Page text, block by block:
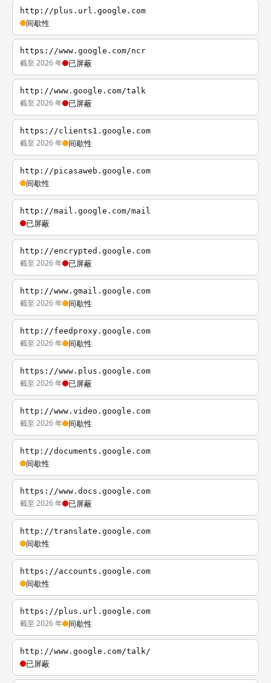
http://plus.url.google.com
间歇性
https://www.google.com/ncr
截至 2026 年 已屏蔽
http://www.google.com/talk
截至 2026 年 已屏蔽
https://clients1.google.com
截至 2026 年 间歇性
http://picasaweb.google.com
间歇性
http://mail.google.com/mail
已屏蔽
http://encrypted.google.com
截至 2026 年 已屏蔽
http://www.gmail.google.com
截至 2026 年 间歇性
http://feedproxy.google.com
截至 2026 年 间歇性
https://www.plus.google.com
截至 2026 年 已屏蔽
http://www.video.google.com
截至 2026 年 间歇性
http://documents.google.com
间歇性
https://www.docs.google.com
截至 2026 年 已屏蔽
http://translate.google.com
间歇性
https://accounts.google.com
间歇性
https://plus.url.google.com
截至 2026 年 间歇性
http://www.google.com/talk/
已屏蔽